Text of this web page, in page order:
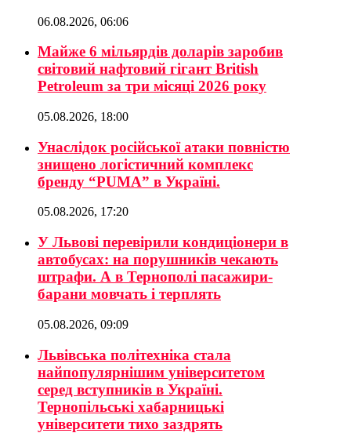
06.08.2026, 06:06
Майже 6 мільярдів доларів заробив
світовий нафтовий гігант British
Petroleum за три місяці 2026 року
05.08.2026, 18:00
Унаслідок російської атаки повністю
знищено логістичний комплекс
бренду “PUMA” в Україні.
05.08.2026, 17:20
У Львові перевірили кондиціонери в
автобусах: на порушників чекають
штрафи. А в Тернополі пасажири-
барани мовчать і терплять
05.08.2026, 09:09
Львівська політехніка стала
найпопулярнішим університетом
серед вступників в Україні.
Тернопільські хабарницькі
університети тихо заздрять